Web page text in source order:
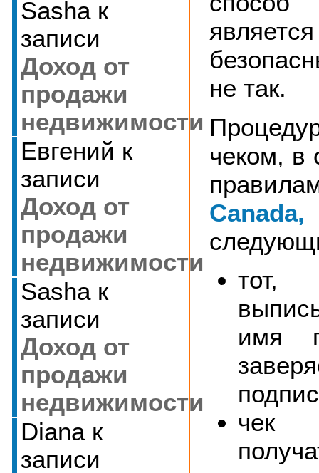
Sashaк
записи
Доход от
продажи
недвижимости
Евгений к
записи
Доход от
продажи
недвижимости
Sashaк
записи
Доход от
продажи
недвижимости
Dianaк
записи
не так.
чеком, в
Canada,
тот,
имя
чек